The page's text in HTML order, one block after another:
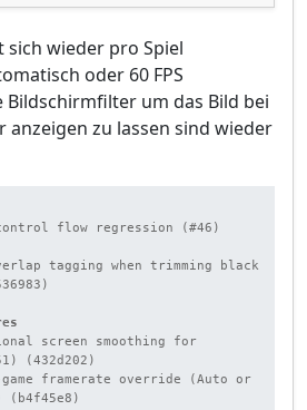
sich wieder pro Spiel
oder 60 FPS
Bildschirmfilter um das Bild bei
anzeigen zu lassen sind wieder
flow regression (#46)
tagging when trimming black
screen smoothing for
(432d202)
framerate override (Auto or
(b4f45e8)